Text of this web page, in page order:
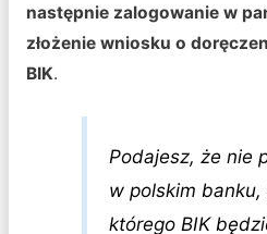
następnie zalogowanie w
złożenie wniosku o
BIK.
Podajesz, że nie
w polskim
którego BIK